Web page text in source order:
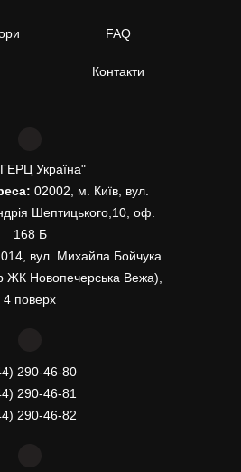
FAQ
Контакти
Україна"
02002, м. Київ, вул.
Шептицького,10, оф.
168 Б
вул. Михайла Бойчука
ЖК Новопечерська Вежа),
4 поверх
290-46-80
290-46-81
290-46-82